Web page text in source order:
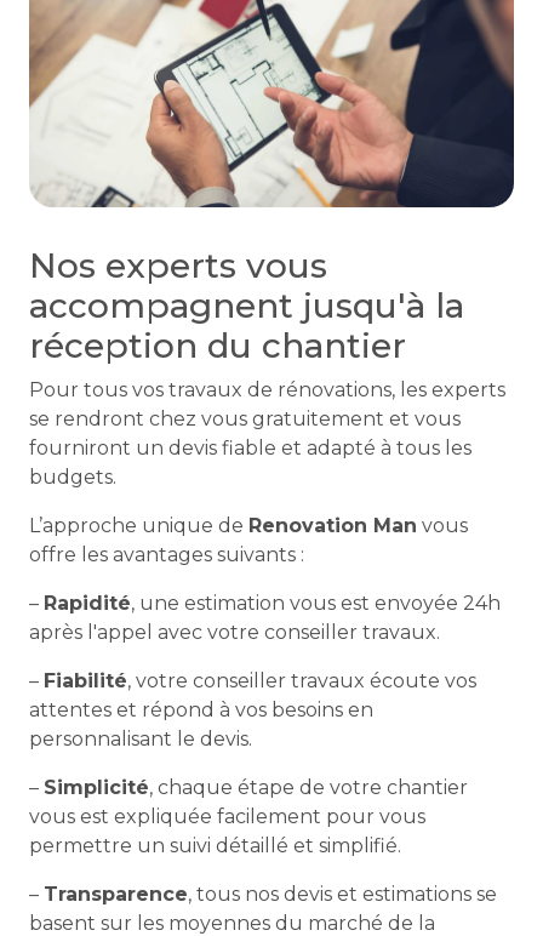
Nos experts vous
accompagnent jusqu'à la
réception du chantier
Pour tous vos travaux de rénovations, les experts
se rendront chez vous gratuitement et vous
fourniront un devis fiable et adapté à tous les
budgets.
L’approche unique de Renovation Man vous
offre les avantages suivants :
– Rapidité, une estimation vous est envoyée 24h
après l'appel avec votre conseiller travaux.
– Fiabilité, votre conseiller travaux écoute vos
attentes et répond à vos besoins en
personnalisant le devis.
– Simplicité, chaque étape de votre chantier
vous est expliquée facilement pour vous
permettre un suivi détaillé et simplifié.
– Transparence, tous nos devis et estimations se
basent sur les moyennes du marché de la